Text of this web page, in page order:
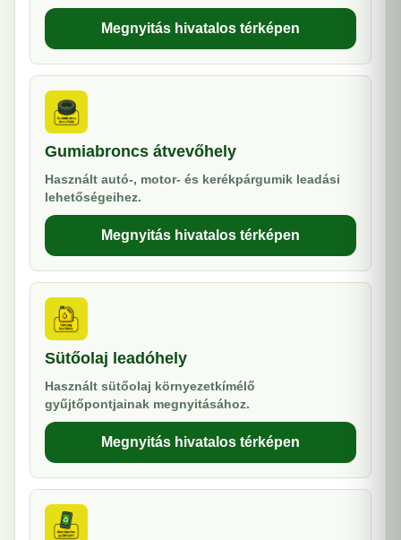
Megnyitás hivatalos térképen
Gumiabroncs átvevőhely
Használt autó-, motor- és kerékpárgumik leadási
lehetőségeihez.
Megnyitás hivatalos térképen
Sütőolaj leadóhely
Használt sütőolaj környezetkímélő
gyűjtőpontjainak megnyitásához.
Megnyitás hivatalos térképen